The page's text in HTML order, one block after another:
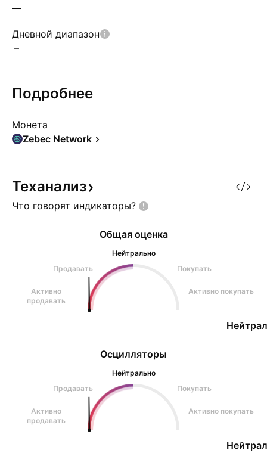
—
Дневной диапазон
–
Подробнее
Монета
Zebec Network
Теханализ
Что говорят индикаторы?
Осцилляторы
Нейтрально
Продавать
Покупать
Активно
продавать
Активно покупать
Общая оценка
Нейтрально
Продавать
Покупать
Активно
продавать
Активно покупать